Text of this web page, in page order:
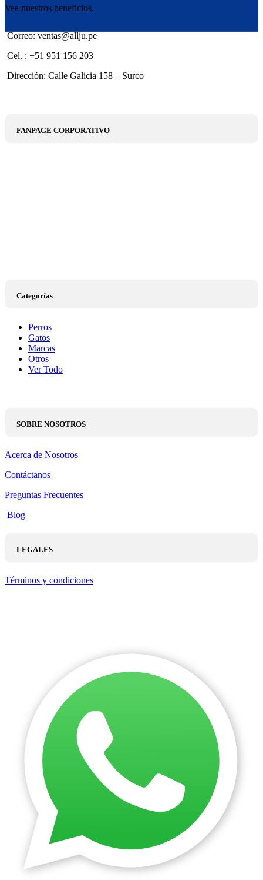
Vea nuestros beneficios.
Correo: ventas@allju.pe
Cel. : +51 951 156 203
Dirección: Calle Galicia 158 – Surco
FANPAGE CORPORATIVO
Categorías
Perros
Gatos
Marcas
Otros
Ver Todo
SOBRE NOSOTROS
Acerca de Nosotros
Contáctanos
Preguntas Frecuentes
Blog
LEGALES
Términos y condiciones